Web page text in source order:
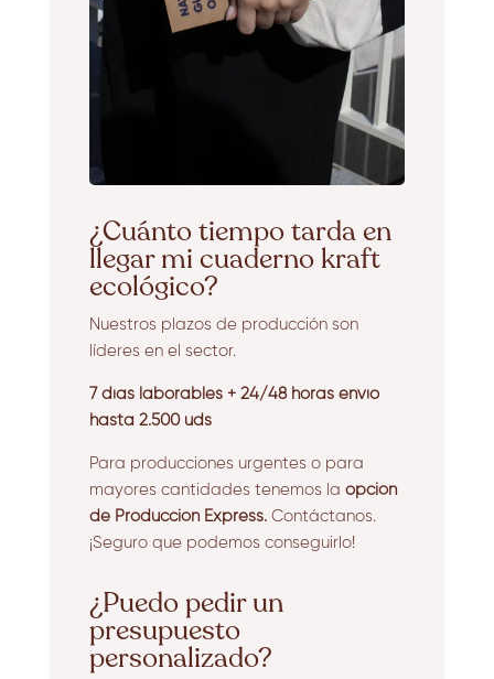
¿Cuánto tiempo tarda en
llegar mi cuaderno kraft
ecológico?
Nuestros plazos de producción son
líderes en el sector.
7 días laborables + 24/48 horas envío
hasta 2.500 uds
Para producciones urgentes o para
mayores cantidades tenemos la opción
de Producción Express.Contáctanos.
¡Seguro que podemos conseguirlo!
¿Puedo pedir un
presupuesto
personalizado?